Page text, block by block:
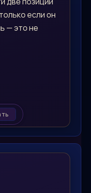
если он
— это не